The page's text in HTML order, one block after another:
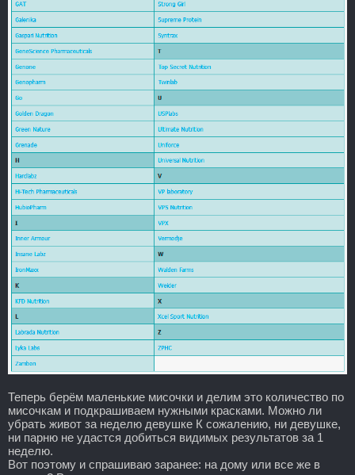
Теперь берём маленькие мисочки и делим это количество по
мисочкам и подкрашиваем нужными красками. Можно ли
убрать живот за неделю девушке К сожалению, ни девушке,
ни парню не удастся добиться видимых результатов за 1
неделю.
Вот поэтому и спрашиваю заранее: на дому или все же в